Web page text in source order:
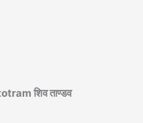
शिव ताण्डव